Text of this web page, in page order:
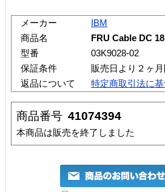
メーカー
IBM
商品名
FRU Cable DC
型番
03K9028-02
保証条件
販売日より２ヶ
返品について
特定商取引法に
商品番号 41074394
本商品は販売を終了しました